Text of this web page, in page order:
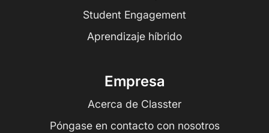
Student Engagement
Aprendizaje híbrido
Empresa
Acerca de Classter
Póngase en contacto con nosotros